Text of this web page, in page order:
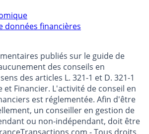
données financières
publiés sur le guide de
des conseils en
des articles L. 321-1 et D. 321-1
et Financier. L'activité de conseil en
est réglementée. Afin d'être
un conseiller en gestion de
ou non-indépendant, doit être